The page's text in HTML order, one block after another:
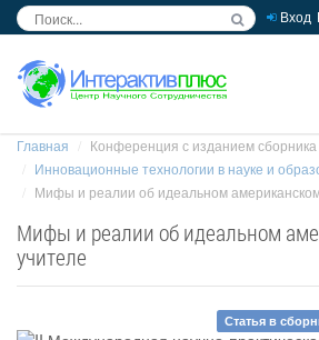
Вход
Главная
Конференция с изданием сборника
Инновационные технологии в науке и
Мифы и реалии об идеальном
Мифы и реалии об идеальном
учителе
Статья в